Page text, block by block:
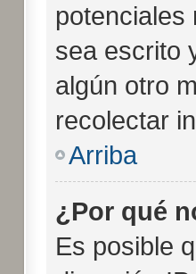
potenciales
sea escrito
algún otro
recolectar
Arriba
¿Por qué
Es posible